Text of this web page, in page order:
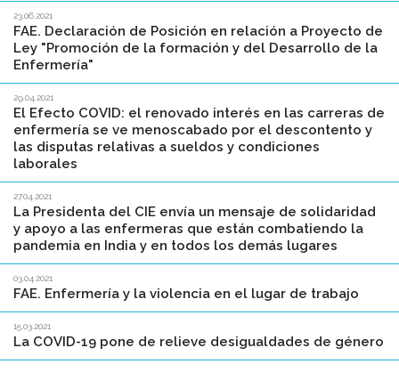
23.06.2021
FAE. Declaración de Posición en relación a Proyecto de
Ley "Promoción de la formación y del Desarrollo de la
Enfermería"
29.04.2021
El Efecto COVID: el renovado interés en las carreras de
enfermería se ve menoscabado por el descontento y
las disputas relativas a sueldos y condiciones
laborales
27.04.2021
La Presidenta del CIE envía un mensaje de solidaridad
y apoyo a las enfermeras que están combatiendo la
pandemia en India y en todos los demás lugares
03.04.2021
FAE. Enfermería y la violencia en el lugar de trabajo
15.03.2021
La COVID-19 pone de relieve desigualdades de género